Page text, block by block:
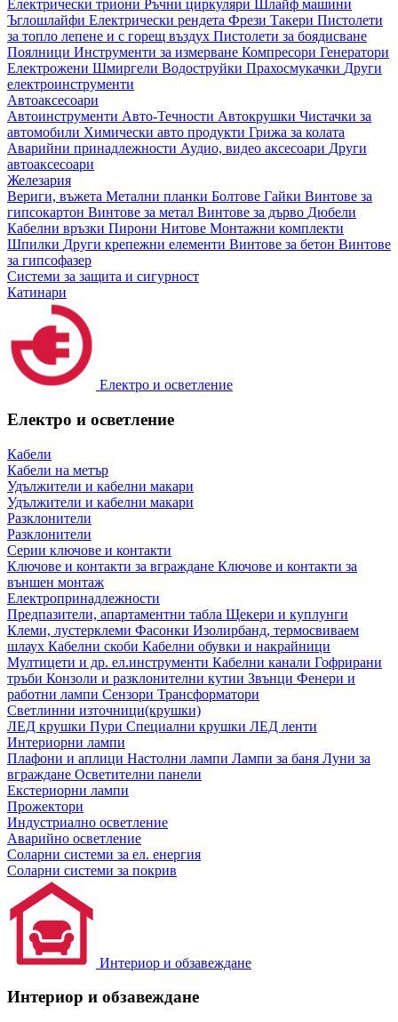
Електрически триони Ръчни циркуляри
Шлайф машини
Ъглошлайфи Електрически рендета Фрези Такери Пистолети
за топло лепене и с горещ въздух Пистолети за боядисване
Поялници Инструменти за измерване Компресори Генератори
Електрожени Шмиргели Водоструйки Прахосмукачки Други
електроинструменти
Автоаксесоари
Автоинструменти Авто-Течности Автокрушки Чистачки за
автомобили Химически авто продукти Грижа за колата
Аварийни принадлежности Аудио, видео аксесоари Други
автоаксесоари
Железария
Вериги, въжета Метални планки Болтове Гайки Винтове за
гипсокартон Винтове за метал Винтове за дърво Дюбели
Кабелни връзки Пирони Нитове Монтажни комплекти
Шпилки Други крепежни елементи Винтове за бетон Винтове
за гипсофазер
Системи за защита и сигурност
Катинари
Електро и осветление
Електро и осветление
Кабели
Кабели на метър
Удължители и кабелни макари
Удължители и кабелни макари
Разклонители
Разклонители
Серии ключове и контакти
Ключове и контакти за вграждане Ключове и контакти за
външен монтаж
Електропринадлежности
Предпазители, апартаментни табла Щекери и куплунги
Клеми, лустерклеми Фасонки Изолирбанд, термосвиваем
шлаух Кабелни скоби Кабелни обувки и накрайници
Мултицети и др. ел.инструменти Кабелни канали Гофрирани
тръби Конзоли и разклонителни кутии Звънци Фенери и
работни лампи Сензори Трансформатори
Светлинни източници(крушки)
ЛЕД крушки Пури Специални крушки ЛЕД ленти
Интериорни лампи
Плафони и аплици Настолни лампи Лампи за баня Луни за
вграждане Осветителни панели
Екстериорни лампи
Прожектори
Индустриално осветление
Аварийно осветление
Соларни системи за ел. енергия
Соларни системи за покрив
Интериор и обзавеждане
Интериор и обзавеждане